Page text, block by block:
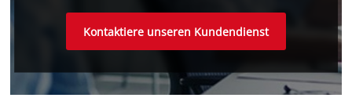
Kontaktiere unseren Kundendienst